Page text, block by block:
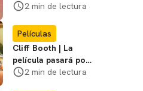
visitar el
Miasma
2 min de lectura
Películas
Cliff Booth | La
película pasará por
nuevas filmaciones
2 min de lectura